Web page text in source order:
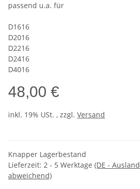
passend u.a. für
D1616
D2016
D2216
D2416
D4016
48,00 €
inkl. 19% USt. , zzgl. Versand
Knapper Lagerbestand
Lieferzeit: 2 - 5 Werktage (DE - Ausland
abweichend)